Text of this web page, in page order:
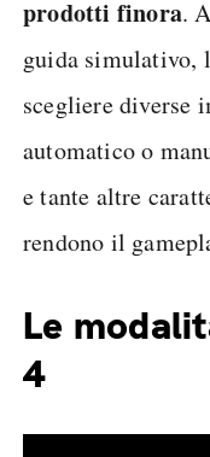
prodotti finora.
guida simulativo,
scegliere diverse
automatico o
e tante altre
rendono il
Le
4